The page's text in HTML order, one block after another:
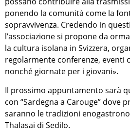
ponendo la comunità come la
sopravvivenza. Credendo in
l’associazione si propone da
la cultura isolana in Svizzera,
regolarmente conferenze, eventi
nonché giornate per i giovani».
Il prossimo appuntamento sarà
con “Sardegna a Carouge” dove
saranno le tradizioni
Thalasai di Sedilo.